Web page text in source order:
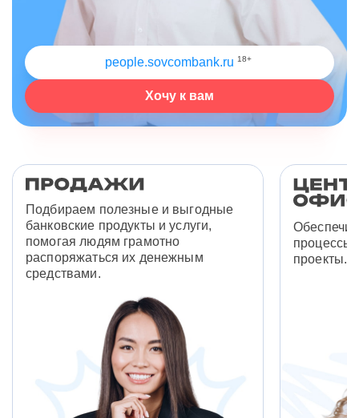
people.sovcombank.ru 18+
Хочу к вам
Подбираем полезные и выгодные
банковские продукты и услуги,
помогая людям грамотно
распоряжаться их денежным
средствами.
процессы
проекты.